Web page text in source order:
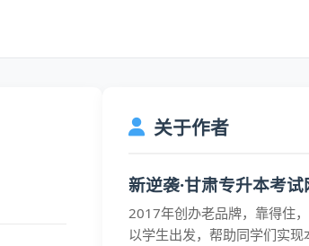
关于作者
新逆袭·甘肃专升本考试
2017年创办老品牌，靠得住
以学生出发，帮助同学们实现